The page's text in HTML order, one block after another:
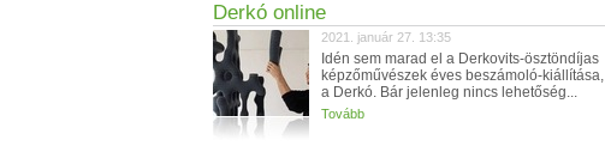
Derkó online
2021. január 27. 13:35
Idén sem marad el a Derkovits-ösztöndíjas
képzőművészek éves beszámoló-kiállítása,
a Derkó. Bár jelenleg nincs lehetőség...
Tovább